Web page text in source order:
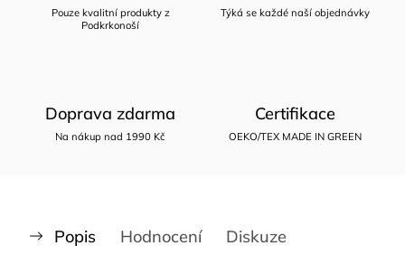
Pouze kvalitní produkty z
Podkrkonoší
Týká se každé naší objednávky
Doprava zdarma
Na nákup nad 1990 Kč
Certifikace
OEKO/TEX MADE IN GREEN
Popis Hodnocení Diskuze